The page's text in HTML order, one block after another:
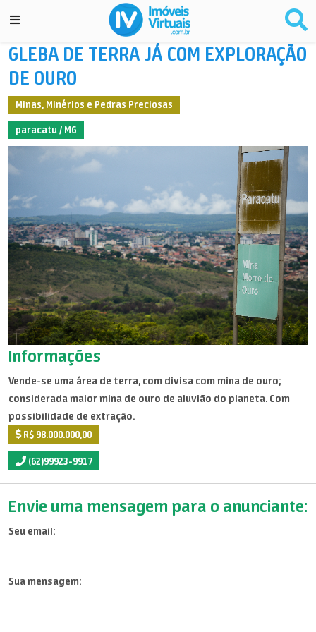
GLEBA DE TERRA JÁ COM EXPLORAÇÃO
DE OURO
Minas, Minérios e Pedras Preciosas
paracatu / MG
Informações
Vende-se uma área de terra, com divisa com mina de ouro;
considerada maior mina de ouro de aluvião do planeta. Com
possibilidade de extração.
R$ 98.000.000,00
(62)99923-9917
Envie uma mensagem para o anunciante:
Seu email:
Sua mensagem: